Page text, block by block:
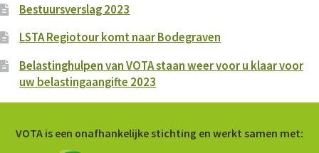
Contact
Bestuursverslag 2023
LSTA Regiotour komt naar Bodegraven
Belastinghulpen van VOTA staan weer voor u klaar voor
uw belastingaangifte 2023
VOTA is een onafhankelijke stichting en werkt samen met: